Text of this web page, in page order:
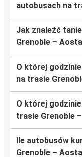
autobusach na
Jak znaleźć
Grenoble –
O której
na trasie
O której
trasie Grenoble
Ile autobusów
Grenoble –